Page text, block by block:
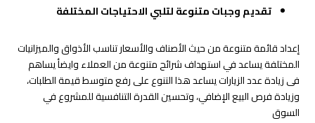
تقديم وجبات متنوعة لتلبي الاحتياجات المختلفة
إعداد قائمة متنوعة من حيث الأصناف والأسعار تناسب الأذواق والميزانيات
المختلفة يساعد في استهداف شرائح متنوعة من العملاء وايضأ يساهم
فى زيادة عدد الزيارات يساعد هذا التنوع على رفع متوسط قيمة الطلبات،
وزيادة فرص البيع الإضافي، وتحسين القدرة التنافسية للمشروع في
السوق